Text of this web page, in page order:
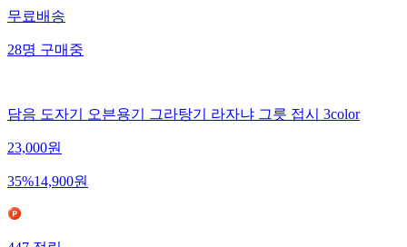
무료배송
28명구매중
담음 도자기 오븐용기 그라탕기 라자냐 그릇 접시 3color
23,000원
35%14,900원